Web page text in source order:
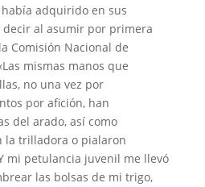
adquirido en sus
al asumir por primera
Comisión Nacional de
mismas manos que
no una vez por
por afición, han
del arado, así como
la trilladora o pialaron
mi petulancia juvenil me llevó
las bolsas de mi trigo,